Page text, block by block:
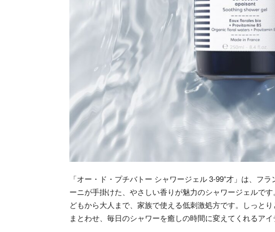
「オー・ド・プチバトー シャワージェル 3‐99⁺才」は、フ
ーニが手掛けた、やさしい香りが魅力のシャワージェルで
どもから大人まで、家族で使える低刺激処方です。しっと
まとわせ、毎日のシャワーを癒しの時間に変えてくれるアイ